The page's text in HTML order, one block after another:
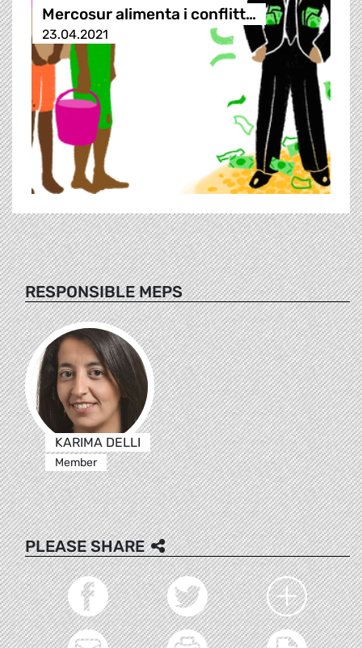
Mercosur alimenta i conflitt…
23.04.2021
RESPONSIBLE MEPS
KARIMA DELLI
Member
PLEASE SHARE